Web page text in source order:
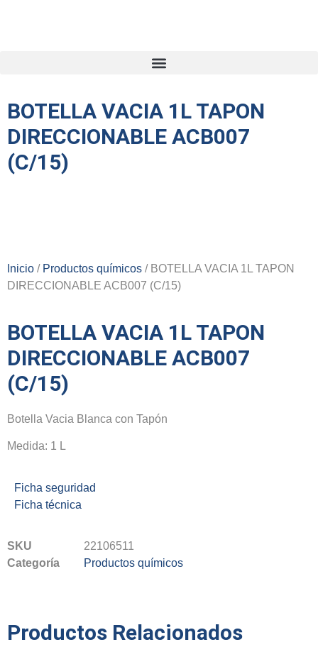
BOTELLA VACIA 1L TAPON
DIRECCIONABLE ACB007
(C/15)
Inicio / Productos químicos / BOTELLA VACIA 1L TAPON
DIRECCIONABLE ACB007 (C/15)
BOTELLA VACIA 1L TAPON
DIRECCIONABLE ACB007
(C/15)
Botella Vacia Blanca con Tapón
Medida: 1 L
Ficha seguridad
Ficha técnica
SKU
22106511
Categoría
Productos químicos
Productos Relacionados